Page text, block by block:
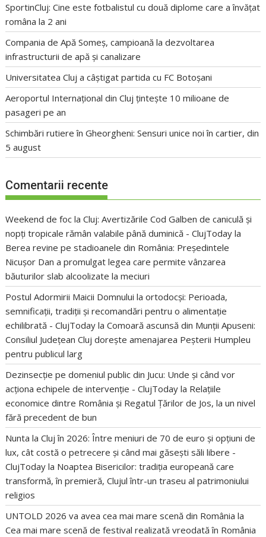
SportinCluj: Cine este fotbalistul cu două diplome care a învățat
româna la 2 ani
Compania de Apă Someș, campioană la dezvoltarea
infrastructurii de apă și canalizare
Universitatea Cluj a câștigat partida cu FC Botoșani
Aeroportul Internațional din Cluj țintește 10 milioane de
pasageri pe an
Schimbări rutiere în Gheorgheni: Sensuri unice noi în cartier, din
5 august
Comentarii recente
Weekend de foc la Cluj: Avertizările Cod Galben de caniculă și
nopți tropicale rămân valabile până duminică - ClujToday la
Berea revine pe stadioanele din România: Președintele
Nicușor Dan a promulgat legea care permite vânzarea
băuturilor slab alcoolizate la meciuri
Postul Adormirii Maicii Domnului la ortodocși: Perioada,
semnificații, tradiții și recomandări pentru o alimentație
echilibrată - ClujToday laComoară ascunsă din Munții Apuseni:
Consiliul Județean Cluj dorește amenajarea Peșterii Humpleu
pentru publicul larg
Dezinsecție pe domeniul public din Jucu: Unde și când vor
acționa echipele de intervenție - ClujToday la Relațiile
economice dintre România și Regatul Țărilor de Jos, la un nivel
fără precedent de bun
Nunta la Cluj în 2026: Între meniuri de 70 de euro și opțiuni de
lux, cât costă o petrecere și când mai găsești săli libere -
ClujToday la Noaptea Bisericilor: tradiția europeană care
transformă, în premieră, Clujul într-un traseu al patrimoniului
religios
UNTOLD 2026 va avea cea mai mare scenă din România la
Cea mai mare scenă de festival realizată vreodată în România